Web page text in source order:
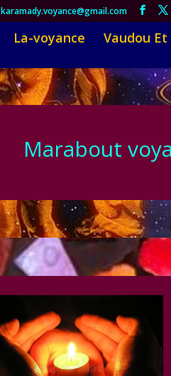
karamady.voyance@gmail.com
La-voyance Vaudou
Marabout